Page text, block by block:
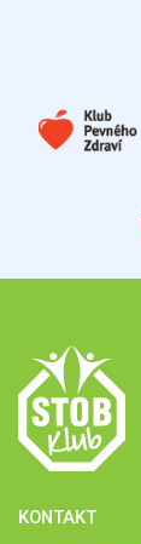
KONTAKT